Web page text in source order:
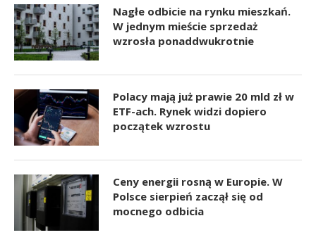
Nagłe odbicie na rynku mieszkań.
W jednym mieście sprzedaż
wzrosła ponaddwukrotnie
Polacy mają już prawie 20 mld zł w
ETF-ach. Rynek widzi dopiero
początek wzrostu
Ceny energii rosną w Europie. W
Polsce sierpień zaczął się od
mocnego odbicia